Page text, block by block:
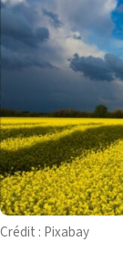
Crédit : Pixabay